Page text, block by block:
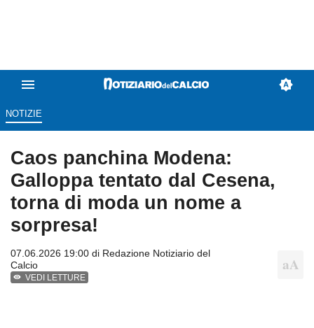
NOTIZIE
Caos panchina Modena:
Galloppa tentato dal Cesena,
torna di moda un nome a
sorpresa!
07.06.2026 19:00 di Redazione Notiziario del
Calcio
VEDI LETTURE